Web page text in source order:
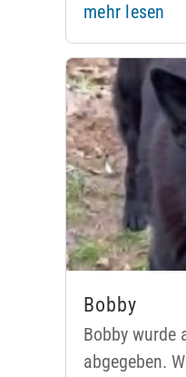
mehr lesen
Bobby
Bobby wurde
abgegeben.